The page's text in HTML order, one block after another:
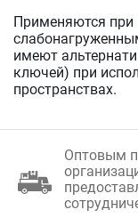
Применяются при
имеют
ключей) при
пространствах.
Оптовым